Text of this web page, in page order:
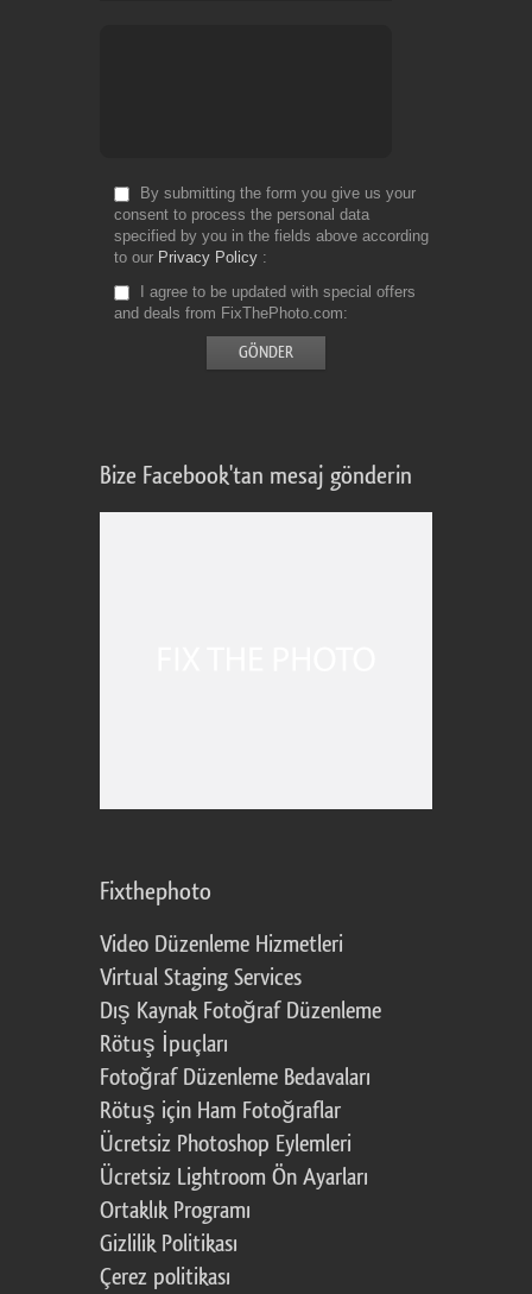
By submitting the form you give us your
consent to process the personal data
specified by you in the fields above according
to our Privacy Policy
I agree to be updated with special offers
and deals from FixThePhoto.com
Bize Facebook'tan mesaj gönderin
Fixthephoto
Video Düzenleme Hizmetleri
Virtual Staging Services
Dış Kaynak Fotoğraf Düzenleme
Rötuş İpuçları
Fotoğraf Düzenleme Bedavaları
Rötuş için Ham Fotoğraflar
Ücretsiz Photoshop Eylemleri
Ücretsiz Lightroom Ön Ayarları
Ortaklık Programı
Gizlilik Politikası
Çerez politikası